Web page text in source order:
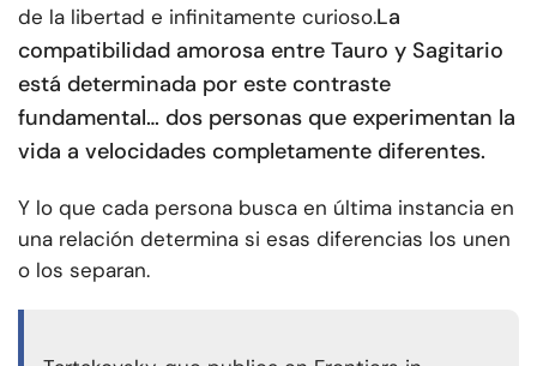
de la libertad e infinitamente curioso.La
compatibilidad amorosa entre Tauro y Sagitario
está determinada por este contraste
fundamental… dos personas que experimentan la
vida a velocidades completamente diferentes.
Y lo que cada persona busca en última instancia en
una relación determina si esas diferencias los unen
o los separan.